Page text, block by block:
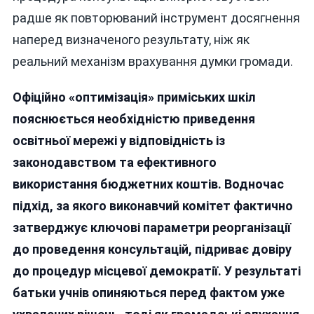
радше як повторюваний інструмент досягнення
наперед визначеного результату, ніж як
реальний механізм врахування думки громади.
Офіційно «оптимізація» приміських шкіл
пояснюється необхідністю приведення
освітньої мережі у відповідність із
законодавством та ефективного
використання бюджетних коштів. Водночас
підхід, за якого виконавчий комітет фактично
затверджує ключові параметри реорганізації
до проведення консультацій, підриває довіру
до процедур місцевої демократії. У результаті
батьки учнів опиняються перед фактом уже